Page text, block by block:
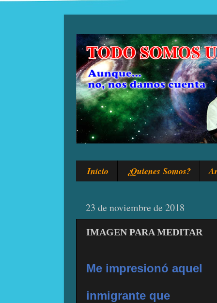
Inicio ¿Quienes Somos?
23 de noviembre de 2018
IMAGEN PARA MEDITAR
Me impresionó aquel
inmigrante que